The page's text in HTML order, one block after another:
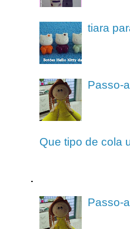
tiara
Passo-
Que tipo de cola
.
Passo-